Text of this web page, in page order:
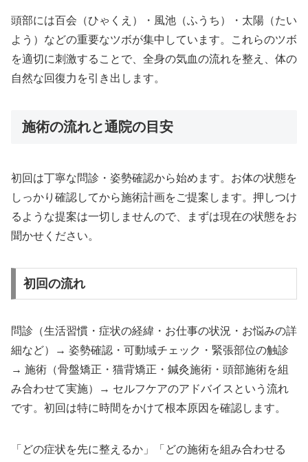
頭部には百会（ひゃくえ）・風池（ふうち）・太陽（たい
よう）などの重要なツボが集中しています。これらのツボ
を適切に刺激することで、全身の気血の流れを整え、体の
自然な回復力を引き出します。
施術の流れと通院の目安
初回は丁寧な問診・姿勢確認から始めます。お体の状態を
しっかり確認してから施術計画をご提案します。押しつけ
るような提案は一切しませんので、まずは現在の状態をお
聞かせください。
初回の流れ
問診（生活習慣・症状の経緯・お仕事の状況・お悩みの詳
細など）→ 姿勢確認・可動域チェック・緊張部位の触診
→ 施術（骨盤矯正・猫背矯正・鍼灸施術・頭部施術を組
み合わせて実施）→ セルフケアのアドバイスという流れ
です。初回は特に時間をかけて根本原因を確認します。
「どの症状を先に整えるか」「どの施術を組み合わせる